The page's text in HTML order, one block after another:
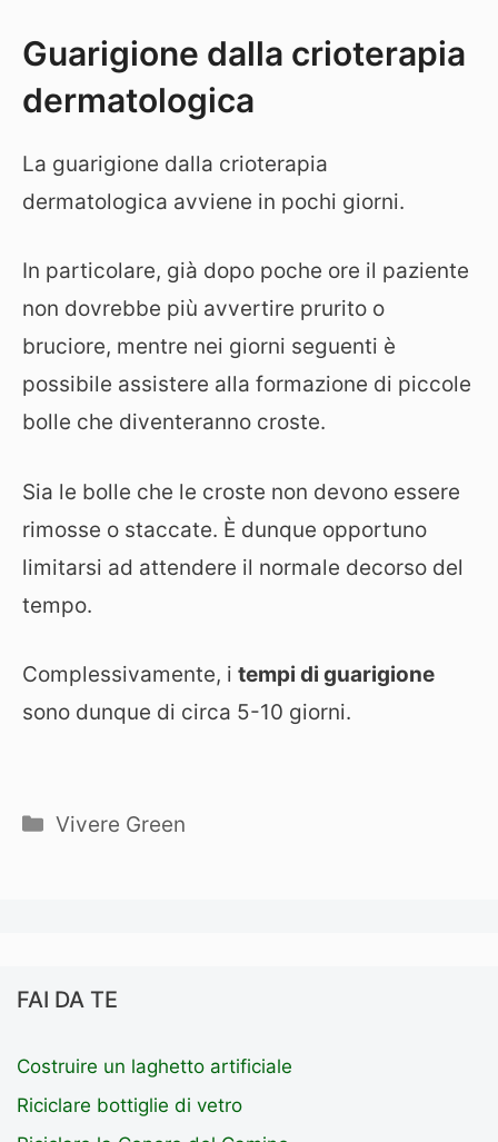
Guarigione dalla crioterapia
dermatologica
La guarigione dalla crioterapia
dermatologica avviene in pochi giorni.
In particolare, già dopo poche ore il paziente
non dovrebbe più avvertire prurito o
bruciore, mentre nei giorni seguenti è
possibile assistere alla formazione di piccole
bolle che diventeranno croste.
Sia le bolle che le croste non devono essere
rimosse o staccate. È dunque opportuno
limitarsi ad attendere il normale decorso del
tempo.
Complessivamente, i tempi di guarigione
sono dunque di circa 5-10 giorni.
Categorie
Vivere Green
FAI DA TE
Costruire un laghetto artificiale
Riciclare bottiglie di vetro